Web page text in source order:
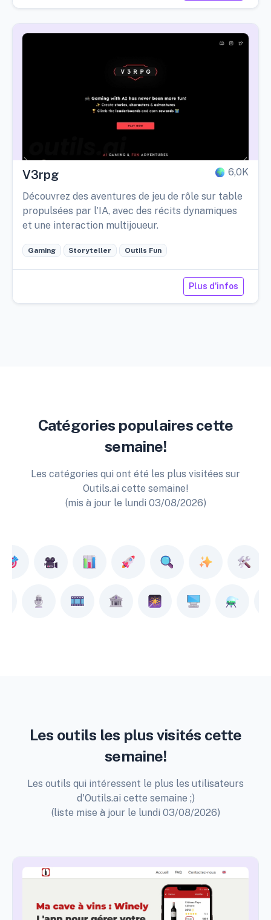
V3rpg 6,0K
Découvrez des aventures de jeu de rôle sur table
propulsées par l'IA, avec des récits dynamiques
et une interaction multijoueur.
Gaming Storyteller Outils Fun
Plus d'infos
Catégories populaires cette
semaine!
Les catégories qui ont été les plus visitées sur
Outils.ai cette semaine!
(mis à jour le lundi 03/08/2026)
Les outils les plus visités cette
semaine!
Les outils qui intéressent le plus les utilisateurs
d'Outils.ai cette semaine ;)
(liste mise à jour le lundi 03/08/2026)